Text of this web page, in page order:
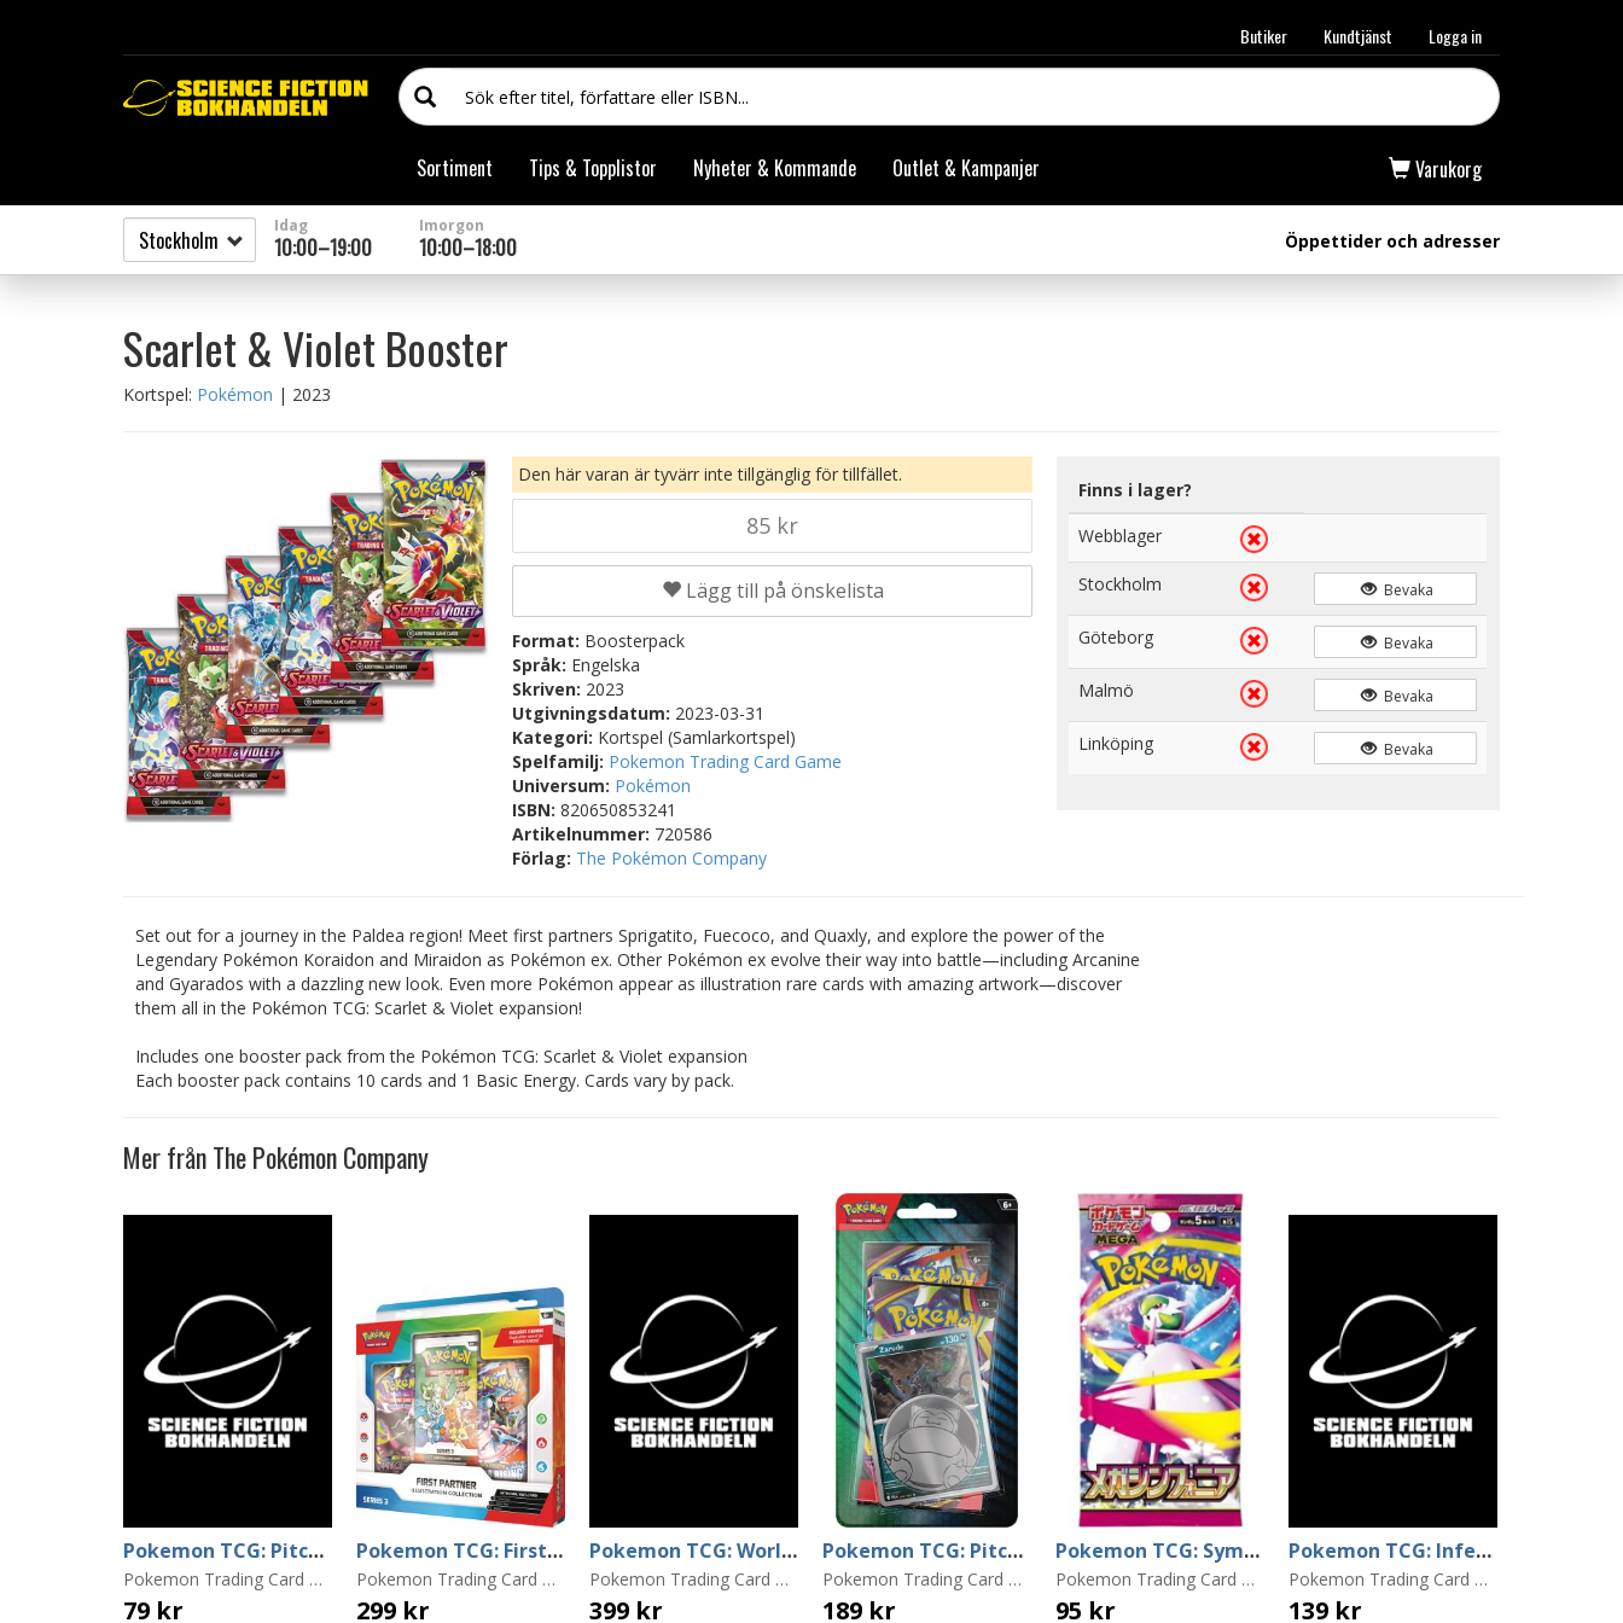
Butiker Kundtjänst Logga in
Sortiment Tips & Topplistor Nyheter & Kommande Outlet & Kampanjer Varukorg
Idag
10:00–19:00
Imorgon
10:00–18:00 Öppettider och adresser
Scarlet & Violet Booster
Kortspel: Pokémon | 2023
Den här varan är tyvärr inte tillgänglig för tillfället.
85 kr
Lägg till på önskelista
Format: Boosterpack
Språk: Engelska
Skriven: 2023
Utgivningsdatum: 2023-03-31
Kategori: Kortspel (Samlarkortspel)
Spelfamilj: Pokemon Trading Card Game
Universum: Pokémon
ISBN:820650853241
Artikelnummer: 720586
Förlag: The Pokémon Company
Finns i lager?
Webblager
Stockholm Bevaka
Göteborg Bevaka
Malmö Bevaka
Linköping Bevaka
Set out for a journey in the Paldea region! Meet first partners Sprigatito, Fuecoco, and Quaxly, and explore the power of the
Legendary Pokémon Koraidon and Miraidon as Pokémon ex. Other Pokémon ex evolve their way into battle—including Arcanine
and Gyarados with a dazzling new look. Even more Pokémon appear as illustration rare cards with amazing artwork—discover
them all in the Pokémon TCG: Scarlet & Violet expansion!
Includes one booster pack from the Pokémon TCG: Scarlet & Violet expansion
Each booster pack contains 10 cards and 1 Basic Energy. Cards vary by pack.
Mer från The Pokémon Company
Pokemon TCG: Pitch Black Booster
Pokemon Trading Card Game
79 kr
Pokemon TCG: First Partner Illustration Collection 3
Pokemon Trading Card Game
299 kr
Pokemon TCG: World Champions Deck
Pokemon Trading Card Game
399 kr
Pokemon TCG: Pitch Black 2-Pack Blister
Pokemon Trading Card Game
189 kr
Pokemon TCG: Symphonia M1S Booster - Japansk
Pokemon Trading Card Game
95 kr
Pokemon TCG: Inferno X Mega M2 Booster - Japansk
Pokemon Trading Card Game
139 kr